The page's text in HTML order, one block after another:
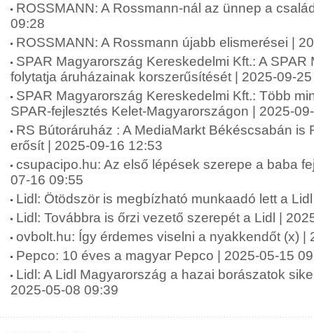
ROSSMANN: A Rossmann-nál az ünnep a
09:28
ROSSMANN: A Rossmann újabb elismerései |
SPAR Magyarország Kereskedelmi Kft.: A SPAR
folytatja áruházainak korszerűsítését | 2025-09-
SPAR Magyarország Kereskedelmi Kft.: Több
SPAR-fejlesztés Kelet-Magyarországon | 2025-
RS Bútoráruház : A MediaMarkt Békéscsabán is
erősít | 2025-09-16 12:53
csupacipo.hu: Az első lépések szerepe a baba
07-16 09:55
Lidl: Ötödször is megbízható munkaadó lett a
Lidl: Továbbra is őrzi vezető szerepét a Lidl |
ovbolt.hu: Így érdemes viselni a nyakkendőt (x) |
Pepco: 10 éves a magyar Pepco | 2025-05-15
Lidl: A Lidl Magyarország a hazai borászatok
2025-05-08 09:39